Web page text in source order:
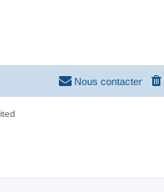
Nous contacter